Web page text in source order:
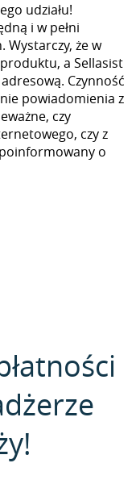
udziału!
i w pełni
Wystarczy, że w
a Sellasist
Czynność
powiadomienia z
czy
czy z
o